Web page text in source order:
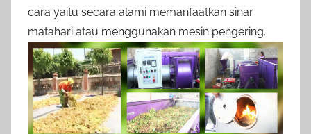
cara yaitu secara alami memanfaatkan sinar
matahari atau menggunakan mesin pengering.